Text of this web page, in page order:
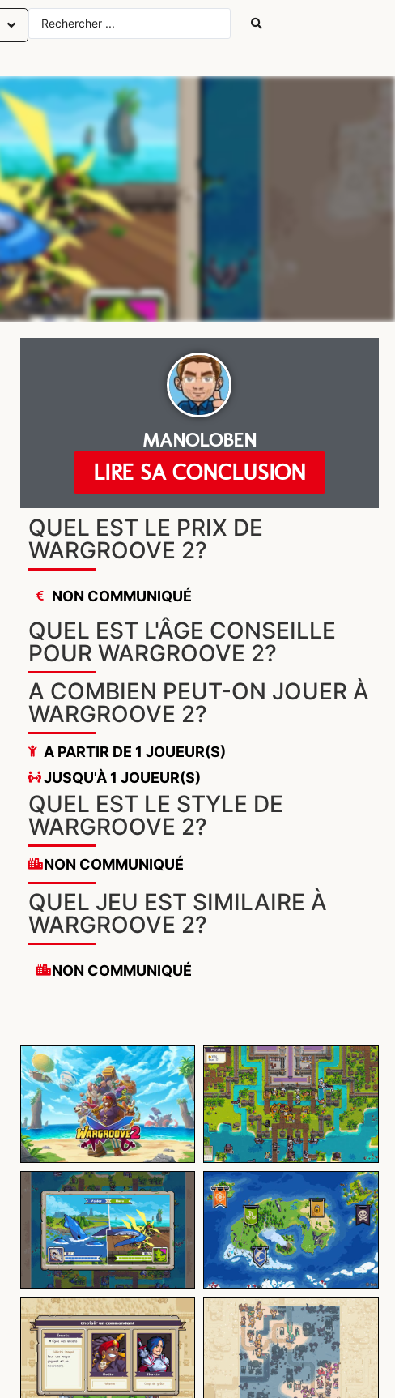
MANOLOBEN
LIRE SA CONCLUSION
QUEL EST LE PRIX DE
WARGROOVE 2?
NON COMMUNIQUÉ
QUEL EST L'ÂGE CONSEILLE
POUR WARGROOVE 2?
A COMBIEN PEUT-ON JOUER À
WARGROOVE 2?
A PARTIR DE 1 JOUEUR(S)
JUSQU'À 1 JOUEUR(S)
QUEL EST LE STYLE DE
WARGROOVE 2?
NON COMMUNIQUÉ
QUEL JEU EST SIMILAIRE À
WARGROOVE 2?
NON COMMUNIQUÉ